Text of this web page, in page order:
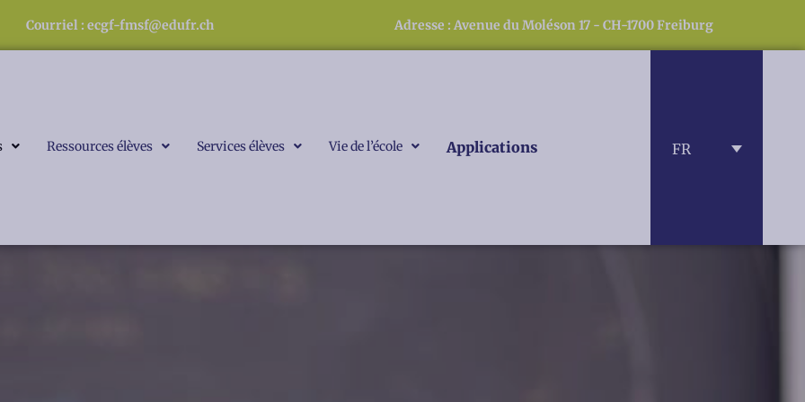
Courriel : ecgf-fmsf@edufr.ch Adresse : Avenue du Moléson 17 - CH-1700 Freiburg
Ressources élèves Services élèves Vie de l’école Applications FR